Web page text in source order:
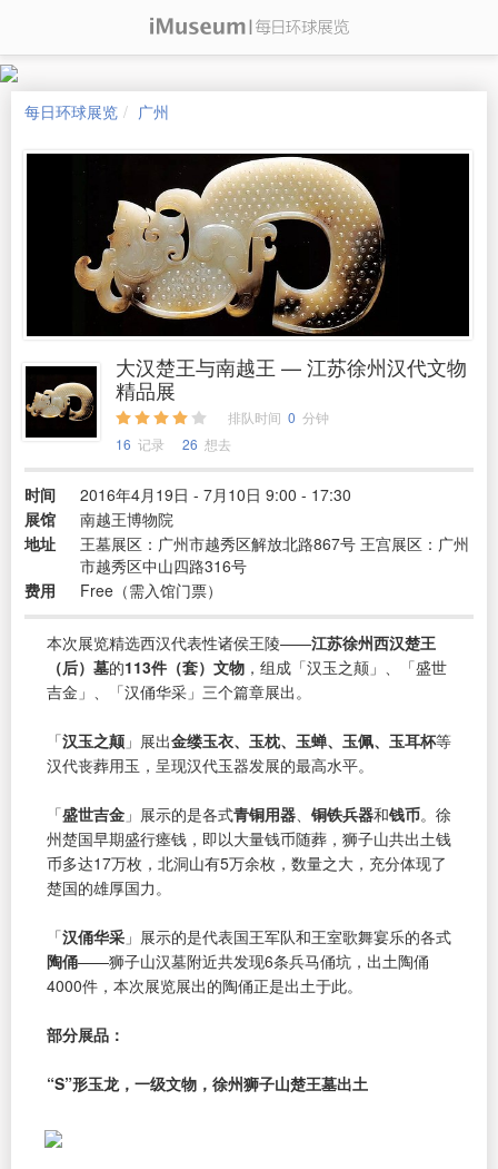
每日环球展览 广州
大汉楚王与南越王 — 江苏徐州汉代文物
精品展
排队时间 0 分钟
16 记录 26 想去
时间
2016年4月19日 - 7月10日 9:00 - 17:30
展馆
南越王博物院
地址
王墓展区：广州市越秀区解放北路867号 王宫展区：广州
市越秀区中山四路316号
费用
Free（需入馆门票）
本次展览精选西汉代表性诸侯王陵——江苏徐州西汉楚王
（后）墓的113件（套）文物 ，组成「汉玉之颠」、「盛世
吉金」、「汉俑华采」三个篇章展出。
「汉玉之颠 」展出金缕玉衣、玉枕、玉蝉、玉佩、玉耳杯等
汉代丧葬用玉，呈现汉代玉器发展的最高水平。
「盛世吉金 」展示的是各式青铜用器 铜铁兵器和钱币。徐
州楚国早期盛行瘗钱，即以大量钱币随葬，狮子山共出土钱
币多达17万枚，北洞山有5万余枚，数量之大，充分体现了
楚国的雄厚国力。
「汉俑华采 」展示的是代表国王军队和王室歌舞宴乐的各式
陶俑——狮子山汉墓附近共发现6条兵马俑坑，出土陶俑
4000件，本次展览展出的陶俑正是出土于此。
部分展品：
“S”形玉龙，一级文物，徐州狮子山楚王墓出土